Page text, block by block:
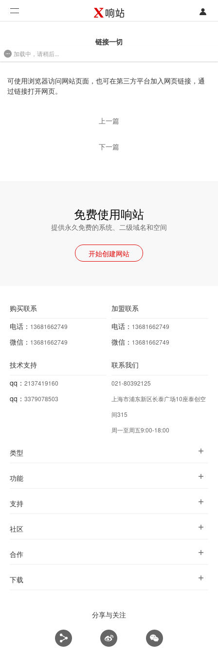
注册
联系销售部门
开发类型
功能
链接一切
可使用浏览器访问网站页面，也可在第三方平台加入网页链接，通
过链接打开网页。
上一篇
下一篇
免费使用响站
提供永久免费的系统、二级域名和空间
开始创建网站
购买联系
电话： 13681662749
微信： 13681662749
加盟联系
电话： 13681662749
微信： 13681662749
技术支持
qq： 2137419160
qq： 3379078503
联系我们
021-80392125
上海市浦东新区长泰广场10座泰创空
间315
周一至周五9:00-18:00
类型
功能
支持
社区
合作
下载
分享与关注
加载中，请稍后...